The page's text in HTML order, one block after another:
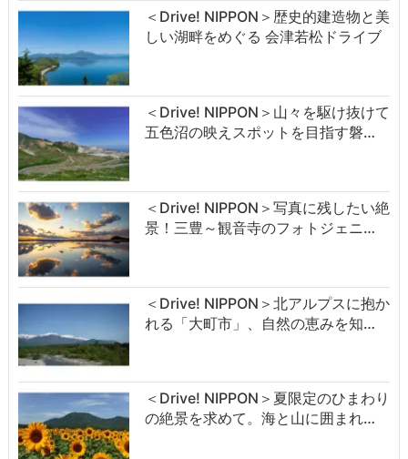
＜Drive! NIPPON＞歴史的建造物と美
しい湖畔をめぐる 会津若松ドライブ
＜Drive! NIPPON＞山々を駆け抜けて
五色沼の映えスポットを目指す磐…
＜Drive! NIPPON＞写真に残したい絶
景！三豊～観音寺のフォトジェニ…
＜Drive! NIPPON＞北アルプスに抱か
れる「大町市」、自然の恵みを知…
＜Drive! NIPPON＞夏限定のひまわり
の絶景を求めて。海と山に囲まれ…